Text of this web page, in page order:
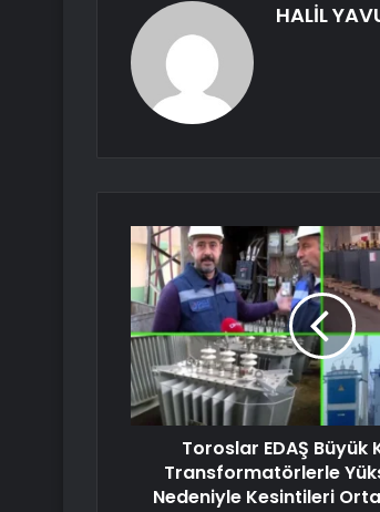
HALİL
Toroslar EDAŞ Büyük
Transformatörlerle
Nedeniyle Kesintileri